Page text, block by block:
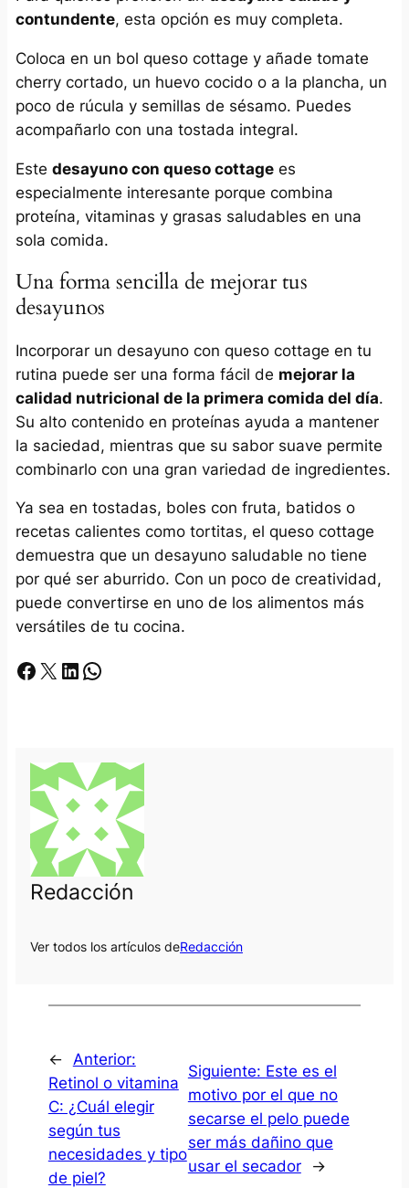
contundente, esta opción es muy completa.
Coloca en un bol queso cottage y añade tomate
cherry cortado, un huevo cocido o a la plancha, un
poco de rúcula y semillas de sésamo. Puedes
acompañarlo con una tostada integral.
Este desayuno con queso cottagees
especialmente interesante porque combina
proteína, vitaminas y grasas saludables en una
sola comida.
Una forma sencilla de mejorar tus
desayunos
Incorporar un desayuno con queso cottage en tu
rutina puede ser una forma fácil de mejorar la
calidad nutricional de la primera comida del día.
Su alto contenido en proteínas ayuda a mantener
la saciedad, mientras que su sabor suave permite
combinarlo con una gran variedad de ingredientes.
Ya sea en tostadas, boles con fruta, batidos o
recetas calientes como tortitas, el queso cottage
demuestra que un desayuno saludable no tiene
por qué ser aburrido. Con un poco de creatividad,
puede convertirse en uno de los alimentos más
versátiles de tu cocina.
Facebook X LinkedIn Whatsapp
Redacción
Ver todos los artículos deRedacción
←
Anterior:
Retinol o vitamina
C: ¿Cuál elegir
según tus
necesidades y tipo
de piel?
Siguiente: Este es el
motivo por el que no
secarse el pelo puede
ser más dañino que
usar el secador
→